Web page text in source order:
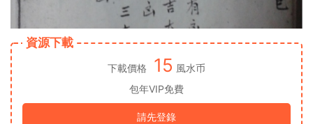
資源下載
下載價格 15 風水币
包年VIP免費
請先登錄